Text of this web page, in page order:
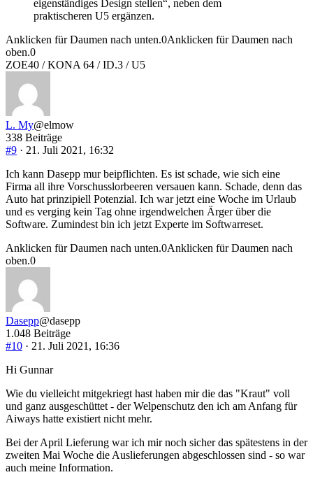
eigenständiges Design stellen“, neben dem
praktischeren U5 ergänzen.
Anklicken für Daumen nach unten.0Anklicken für Daumen nach
oben.0
ZOE40 / KONA 64 / ID.3 / U5
L. My@elmow
338 Beiträge
#9 · 21. Juli 2021, 16:32
Ich kann Dasepp mur beipflichten. Es ist schade, wie sich eine
Firma all ihre Vorschusslorbeeren versauen kann. Schade, denn das
Auto hat prinzipiell Potenzial. Ich war jetzt eine Woche im Urlaub
und es verging kein Tag ohne irgendwelchen Ärger über die
Software. Zumindest bin ich jetzt Experte im Softwarreset.
Anklicken für Daumen nach unten.0Anklicken für Daumen nach
oben.0
Dasepp@dasepp
1.048 Beiträge
#10 · 21. Juli 2021, 16:36
Hi Gunnar
Wie du vielleicht mitgekriegt hast haben mir die das "Kraut" voll
und ganz ausgeschüttet - der Welpenschutz den ich am Anfang für
Aiways hatte existiert nicht mehr.
Bei der April Lieferung war ich mir noch sicher das spätestens in der
zweiten Mai Woche die Auslieferungen abgeschlossen sind - so war
auch meine Information.